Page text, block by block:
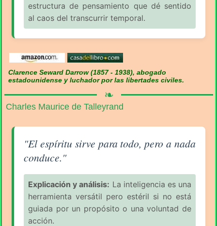
estructura de pensamiento que dé sentido
al caos del transcurrir temporal.
Clarence Seward Darrow (1857 - 1938), abogado
estadounidense y luchador por las libertades civiles.
❧
Charles Maurice de Talleyrand
Aforismo sobre la Filosofía (pág. 2/16) - Charles
"El espíritu sirve para todo, pero a nada
conduce."
Explicación y análisis: La inteligencia es una
herramienta versátil pero estéril si no está
guiada por un propósito o una voluntad de
acción.